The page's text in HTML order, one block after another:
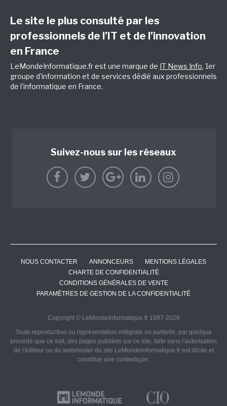
Le site le plus consulté par les
professionnels de l’IT et de l’innovation
en France
LeMondeInformatique.fr est une marque de IT News Info, 1er
groupe d'information et de services dédié aux professionnels
de l'informatique en France.
Suivez-nous sur les réseaux
NOUS CONTACTER ANNONCEURS
MENTIONS LÉGALES
CHARTE DE CONFIDENTIALITÉ
CONDITIONS GÉNÉRALES DE VENTE
PARAMÈTRES DE GESTION DE LA CONFIDENTIALITÉ
Copyright © LeMondeInformatique.fr 1997-2026
Toute reproduction ou représentation intégrale ou partielle, par quelque
procédé que ce soit, des pages publiées sur ce site, faite sans l'autorisation
de l'éditeur ou du webmaster du site LeMondeInformatique.fr est illicite et
constitue une contrefaçon.